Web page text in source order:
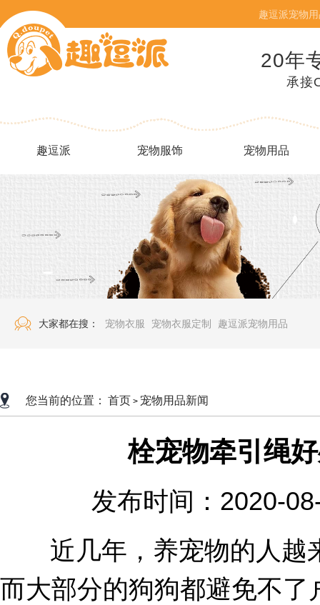
趣逗派宠物
20年
承接
趣逗派 宠物服饰 宠物用品
大家都在搜： 宠物衣服 宠物衣服定制 趣逗派宠物用品
您当前的位置： 首页 > 宠物用品新闻
栓宠物牵引绳
发布时间：2020-
近几年，养宠物的人越
而大部分的狗狗都避免不